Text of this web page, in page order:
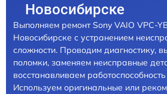
Новосибирске
Выполняем ремонт Sony VAIO VPC-
Новосибирске с устранением
сложности. Проводим диагностику,
поломки, заменяем неисправные
восстанавливаем
Используем оригинальные или